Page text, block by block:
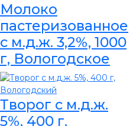
Молоко
пастеризованное
с м.д.ж. 3,2%, 1000
г, Вологодское
Творог с м.д.ж.
5%, 400 г,